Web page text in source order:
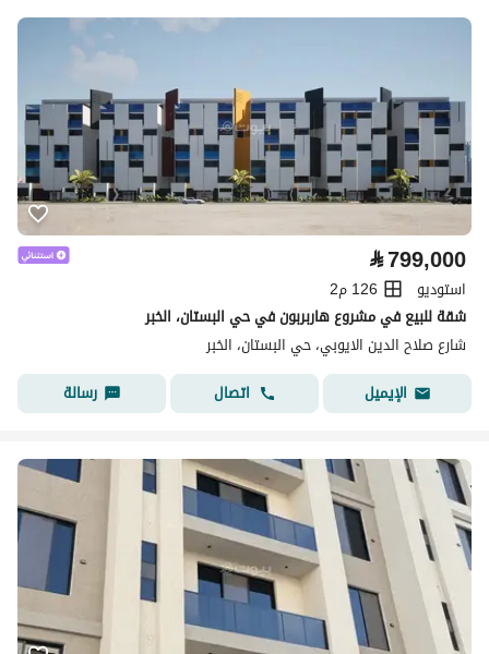
⃁799,000
استوديو
126 م2
شقة للبيع في مشروع هاربربون في حي البستان، الخبر
شارع صلاح الدين الايوبي، حي البستان، الخبر
الإيميل
اتصال رسالة